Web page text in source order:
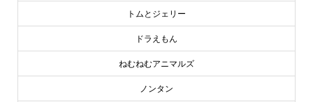
トムとジェリー
ドラえもん
ねむねむアニマルズ
ノンタン